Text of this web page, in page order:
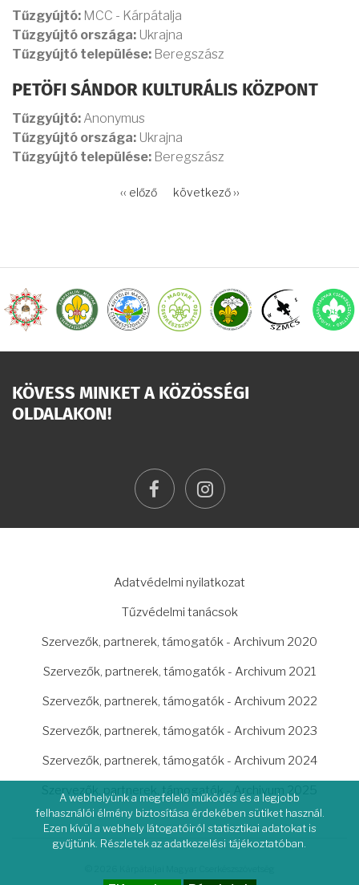
Tűzgyújtó: MCC - Kárpátalja
Tűzgyújtó országa: Ukrajna
Tűzgyújtó települése: Beregszász
PETÖFI SÁNDOR KULTURÁLIS KÖZPONT
Tűzgyújtó: Anonymus
Tűzgyújtó országa: Ukrajna
Tűzgyújtó települése: Beregszász
OLDALSZÁMOZÁS
Előző
‹‹ előző
Következő
következő ››
KÖVESS MINKET A KÖZÖSSÉGI
OLDALAKON!
facebookinstagram
Adatvédelmi nyilatkozat
Tűzvédelmi tanácsok
Szervezők, partnerek, támogatók - Archivum 2020
Szervezők, partnerek, támogatók - Archivum 2021
Szervezők, partnerek, támogatók - Archivum 2022
Szervezők, partnerek, támogatók - Archivum 2023
Szervezők, partnerek, támogatók - Archivum 2024
Szervezők, partnerek, támogatók - Archivum 2025
A webhelyünk a megfelelő működés és a legjobb
felhasználói élmény biztosítása érdekében sütiket használ.
Ezen kívül a webhely látogatóiról statisztikai adatokat is
gyűjtünk. Részletek az adatkezelési tájékoztatóban.